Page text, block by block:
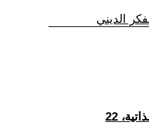
الديني